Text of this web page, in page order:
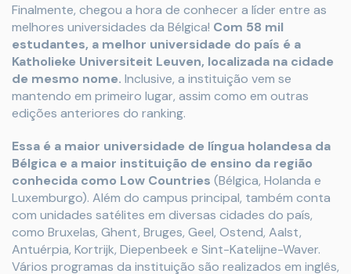
Finalmente, chegou a hora de conhecer a líder entre as
melhores universidades da Bélgica! Com 58 mil
estudantes, a melhor universidade do país é a
Katholieke Universiteit Leuven, localizada na cidade
de mesmo nome. Inclusive, a instituição vem se
mantendo em primeiro lugar, assim como em outras
edições anteriores do ranking.
Essa é a maior universidade de língua holandesa da
Bélgica e a maior instituição de ensino da região
conhecida como Low Countries (Bélgica, Holanda e
Luxemburgo). Além do campus principal, também conta
com unidades satélites em diversas cidades do país,
como Bruxelas, Ghent, Bruges, Geel, Ostend, Aalst,
Antuérpia, Kortrijk, Diepenbeek e Sint-Katelijne-Waver.
Vários programas da instituição são realizados em inglês,